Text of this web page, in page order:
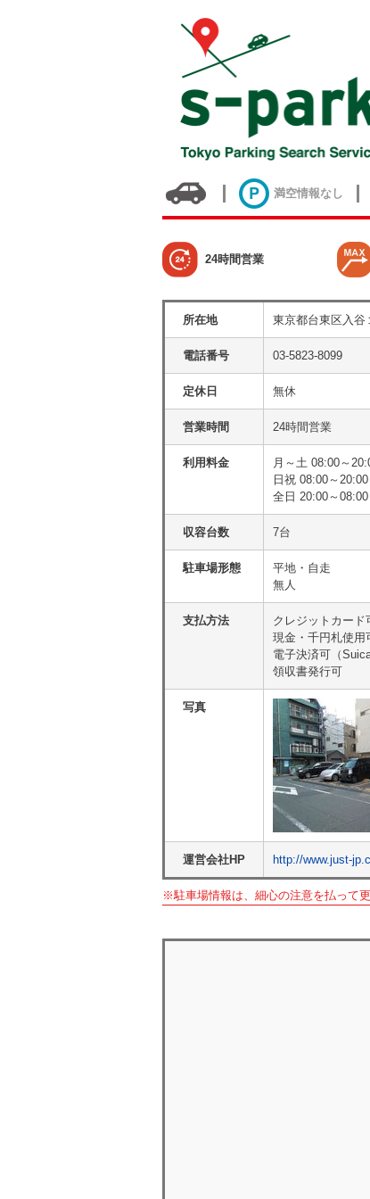
満空情報なし
24時間営業
所在地 東京都台東区入谷
電話番号 03-5823-8099
定休日 無休
営業時間 24時間営業
利用料金
月～土 08:00～
日祝 08:00～
全日 20:00～
収容台数 7台
駐車場形態
平地・自走
無人
支払方法
クレジットカード
現金・千円札使用
電子決済可（
領収書発行可
写真
運営会社HP http://www.just-
※駐車場情報は、細心の注意を払って